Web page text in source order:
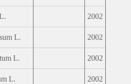
2002
L. 2002
L. 2002
L. 2002